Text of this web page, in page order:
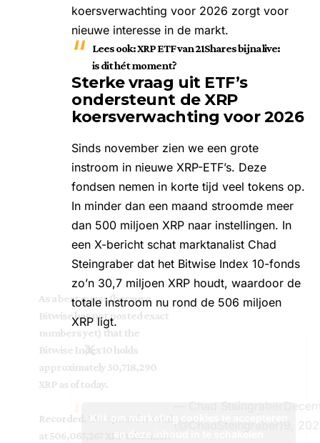
koersverwachting voor 2026 zorgt voor
nieuwe interesse in de markt.
Lees ook:XRP ETF van 21Shares bijna live:
is dit hét moment?
Sterke vraag uit ETF’s
ondersteunt de XRP
koersverwachting voor 2026
Sinds november zien we een grote
instroom in nieuwe XRP-ETF’s. Deze
fondsen nemen in korte tijd veel tokens op.
In minder dan een maand stroomde meer
dan 500 miljoen XRP naar instellingen. In
een X-bericht schat marktanalist Chad
Steingraber dat het Bitwise Index 10-fonds
zo’n 30,7 miljoen XRP houdt, waardoor de
totale instroom nu rond de 506 miljoen
XRP ligt.
As a best guess (because
Bitwise has not posted exact
numbers yet) that the
Bitwise Index 10 holds
approximately 30,718,290
XRP as of today.
Recorded. That puts the total
at 506,067,267 XRP taken into
— Chad Steingraber
(@ChadSteingraber) 9,
Klik om marketing cookies te accepteren
en deze inhoud in te schakelen